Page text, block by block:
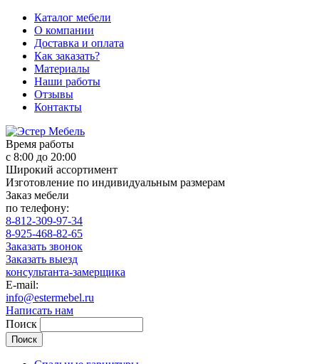
Каталог мебели
О компании
Доставка и оплата
Как заказать?
Материалы
Наши работы
Отзывы
Контакты
Время работы
с 8:00 до 20:00
Широкий ассортимент
Изготовление по индивидуальным размерам
Заказ мебели
по телефону:
8-812-309-97-34
8-925-468-82-65
Заказать звонок
Заказать выезд
консультанта-замерщика
E-mail:
info@estermebel.ru
Написать нам
Поиск